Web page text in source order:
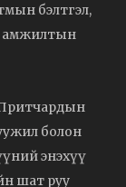
бэлтгэл,
амжилтын
болон
энэхүү
шат руу